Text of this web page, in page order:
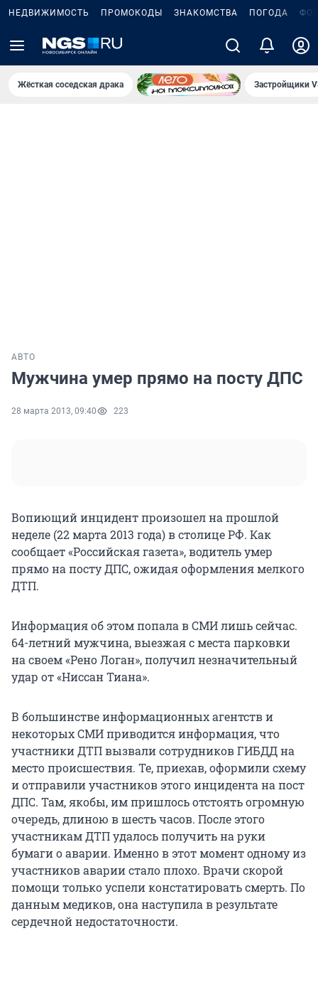
НЕДВИЖИМОСТЬ ПРОМОКОДЫ ЗНАКОМСТВА ПОГОДА
Жёсткая соседская драка Застройщики
АВТО
Мужчина умер прямо на посту ДПС
28 марта 2013, 09:40 223
Вопиющий инцидент произошел на прошлой
неделе (22 марта 2013 года) в столице РФ. Как
сообщает «Российская газета», водитель умер
прямо на посту ДПС, ожидая оформления мелкого
ДТП.
Информация об этом попала в СМИ лишь сейчас.
64-летний мужчина, выезжая с места парковки
на своем «Рено Логан», получил незначительный
удар от «Ниссан Тиана».
В большинстве информационных агентств и
некоторых СМИ приводится информация, что
участники ДТП вызвали сотрудников ГИБДД на
место происшествия. Те, приехав, оформили схему
и отправили участников этого инцидента на пост
ДПС. Там, якобы, им пришлось отстоять огромную
очередь, длиною в шесть часов. После этого
участникам ДТП удалось получить на руки
бумаги о аварии. Именно в этот момент одному из
участников аварии стало плохо. Врачи скорой
помощи только успели констатировать смерть. По
данным медиков, она наступила в результате
сердечной недостаточности.